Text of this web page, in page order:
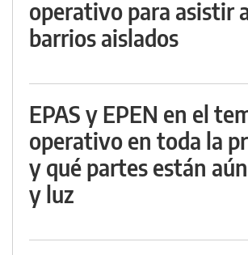
operativo para asistir
barrios aislados
EPAS y EPEN en el
operativo en toda la
y qué partes están
y luz